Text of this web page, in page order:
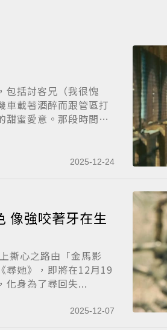
包括討客兄（我很愧
車載著酒醉而跟管區打
甜蜜愛意。那段時間讓
2025-12-24
像強咬著牙在生
尋她》，即將在12月19
化身為了尋回失...
2025-12-07